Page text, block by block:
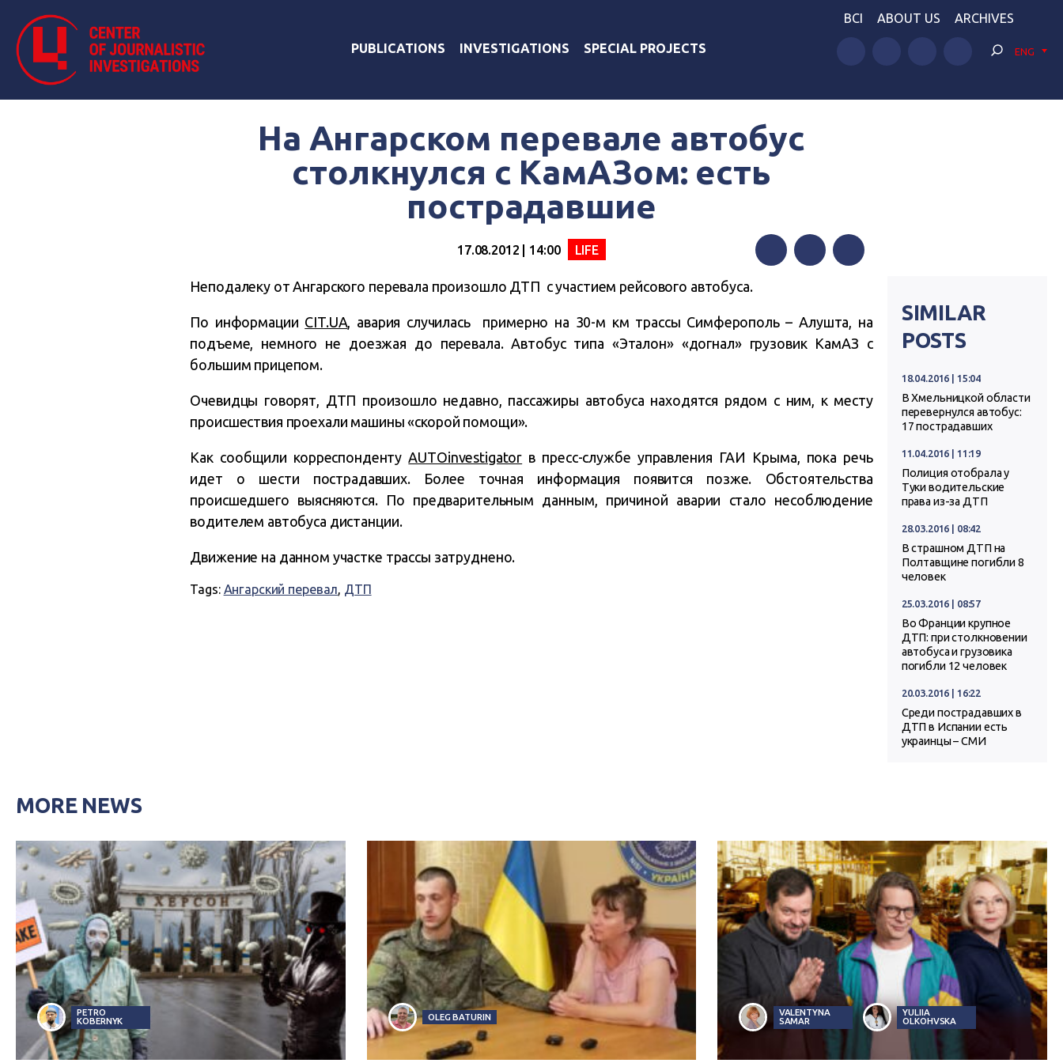
PUBLICATIONS INVESTIGATIONS SPECIAL PROJECTS
BCI ABOUT US ARCHIVES
ENG
На Ангарском перевале автобус
столкнулся с КамАЗом: есть
пострадавшие
17.08.2012 | 14:00 LIFE
Неподалеку от Ангарского перевала произошло ДТП с участием рейсового автобуса.
По информации CIT.UA, авария случилась примерно на 30-м км трассы Симферополь – Алушта, на
подъеме, немного не доезжая до перевала. Автобус типа «Эталон» «догнал» грузовик КамАЗ с
большим прицепом.
Очевидцы говорят, ДТП произошло недавно, пассажиры автобуса находятся рядом с ним, к месту
происшествия проехали машины «скорой помощи».
Как сообщили корреспондентуAUTOinvestigator в пресс-службе управления ГАИ Крыма, пока речь
идет о шести пострадавших. Более точная информация появится позже. Обстоятельства
происшедшего выясняются. По предварительным данным, причиной аварии стало несоблюдение
водителем автобуса дистанции.
Движение на данном участке трассы затруднено.
Tags: Ангарский перевал, ДТП
SIMILAR
POSTS
18.04.2016 | 15:04
В Хмельницкой области
перевернулся автобус:
17 пострадавших
11.04.2016 | 11:19
Полиция отобрала у
Туки водительские
права из-за ДТП
28.03.2016 | 08:42
В страшном ДТП на
Полтавщине погибли 8
человек
25.03.2016 | 08:57
Во Франции крупное
ДТП: при столкновении
автобуса и грузовика
погибли 12 человек
20.03.2016 | 16:22
Среди пострадавших в
ДТП в Испании есть
украинцы – СМИ
MORE NEWS
PETRO
KOBERNYK
OLEG BATURIN
VALENTYNA
SAMAR
YULIIA
OLKOHVSKA